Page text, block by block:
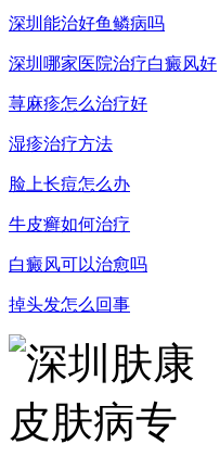
深圳能治好鱼鳞病吗
深圳哪家医院治疗白癜风好
荨麻疹怎么治疗好
湿疹治疗方法
脸上长痘怎么办
牛皮癣如何治疗
白癜风可以治愈吗
掉头发怎么回事